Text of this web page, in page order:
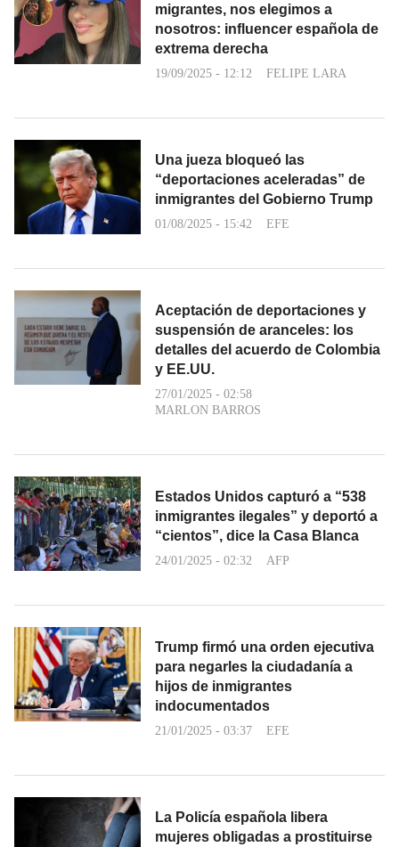
migrantes, nos elegimos a
nosotros: influencer española de
extrema derecha
19/09/2025 - 12:12 FELIPE LARA
Una jueza bloqueó las
“deportaciones aceleradas” de
inmigrantes del Gobierno Trump
01/08/2025 - 15:42 EFE
Aceptación de deportaciones y
suspensión de aranceles: los
detalles del acuerdo de Colombia
y EE.UU.
27/01/2025 - 02:58
MARLON BARROS
Estados Unidos capturó a “538
inmigrantes ilegales” y deportó a
“cientos”, dice la Casa Blanca
24/01/2025 - 02:32 AFP
Trump firmó una orden ejecutiva
para negarles la ciudadanía a
hijos de inmigrantes
indocumentados
21/01/2025 - 03:37 EFE
La Policía española libera
mujeres obligadas a prostituirse